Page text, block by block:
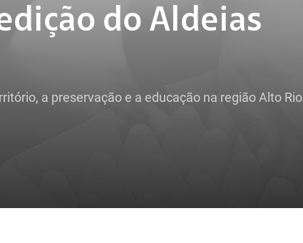
do Aldeias
a preservação e a educação na região Alto Rio